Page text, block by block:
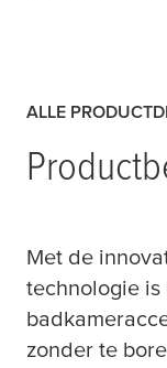
ALLE
Met de
technologie is
zonder te